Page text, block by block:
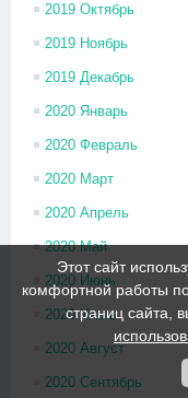
2019 Октябрь
2019 Ноябрь
2019 Декабрь
2020 Январь
2020 Февраль
2020 Март
2020 Апрель
2020 Май
2020 Июнь
2020 Июль
2020 Август
2020 Сентябрь
Этот сайт
комфортной работы
страниц сайта,